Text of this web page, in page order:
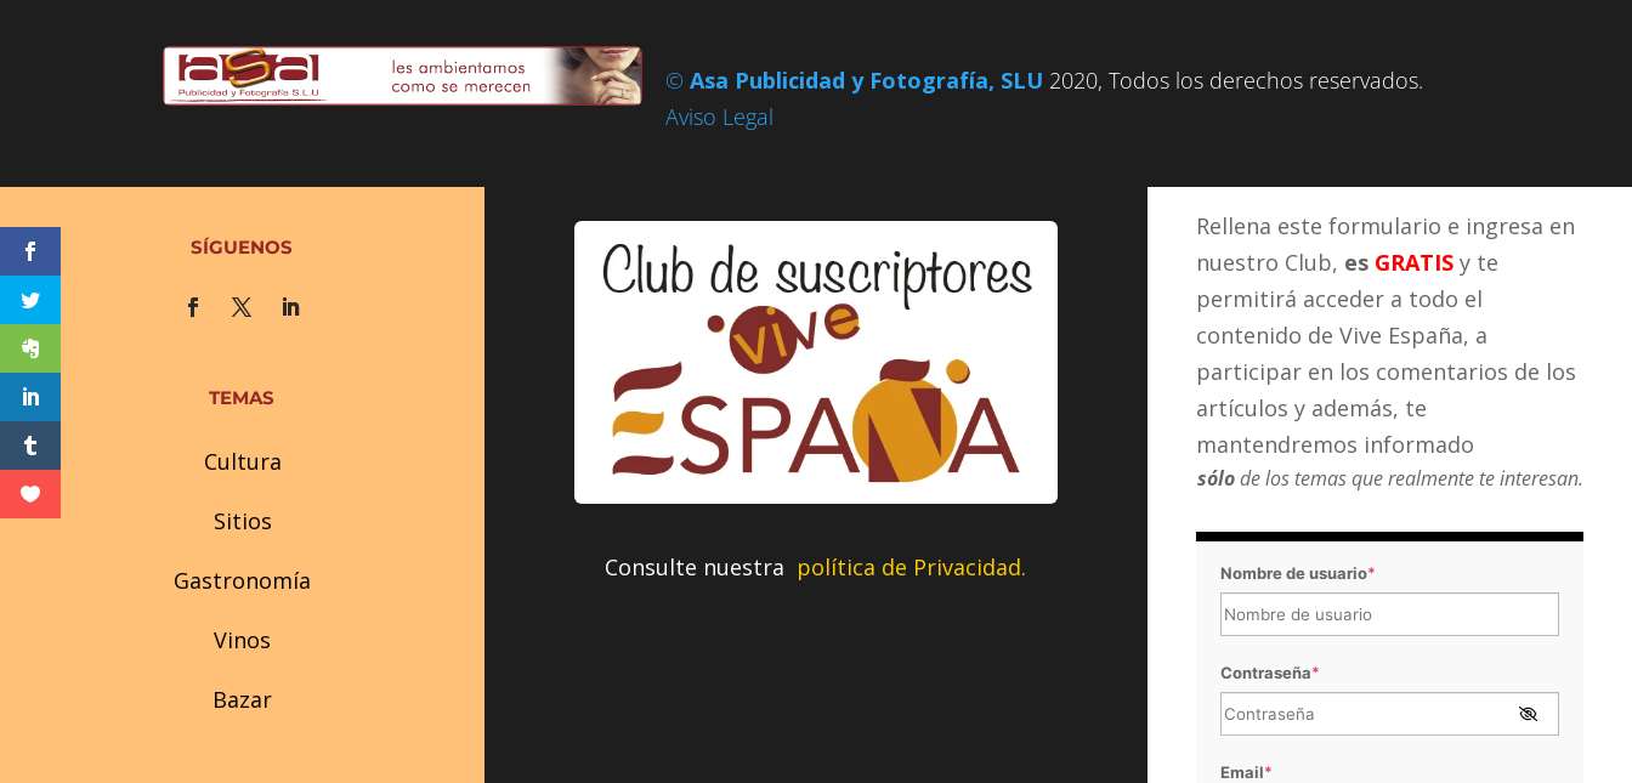
©Asa Publicidad y Fotografía, SLU 2020, Todos los derechos reservados.
Aviso Legal
SÍGUENOS
TEMAS
Cultura
Sitios
Gastronomía
Vinos
Bazar
Consulte nuestra política de Privacidad.
Rellena este formulario e ingresa en
nuestro Club, es GRATIS y te
permitirá acceder a todo el
contenido de Vive España, a
participar en los comentarios de los
artículos y además, te
mantendremos informado
sólode los temas que realmente te interesan.
Nombre de usuario*
Contraseña*
Email*